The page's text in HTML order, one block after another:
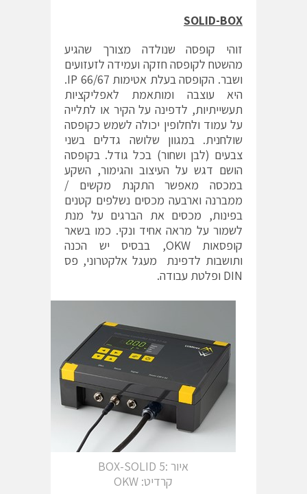
SOLID-BOX
זוהי קופסה שנולדה מצורך שהגיע
מהשטח לקופסה חזקה ועמידה לזעזועים
ושבר. הקופסה בעלת אטימות IP 66/67.
היא עוצבה ומותאמת לאפליקציות
תעשייתיות, לדפינה על הקיר או לתלייה
על עמוד ולחלופין יכולה לשמש כקופסה
שולחנית. במגוון שלושה גדלים בשני
צבעים (לבן ושחור) בכל גודל. בקופסה
הושם דגש על העיצוב והגימור, השקע
במכסה מאפשר התקנת מקשים /
ממברנה וארבעה מכסים נשלפים קטנים
בפינות, מכסים את הברגים על מנת
לשמור על מראה אחיד ונקי. כמו בשאר
קופסאות OKW, בבסיס יש הכנה
ותושבות לדפינת מעגל אלקטרוני, פס
DIN ופלטת עבודה.
איור :5 BOX-SOLID
קרדיט: OKW